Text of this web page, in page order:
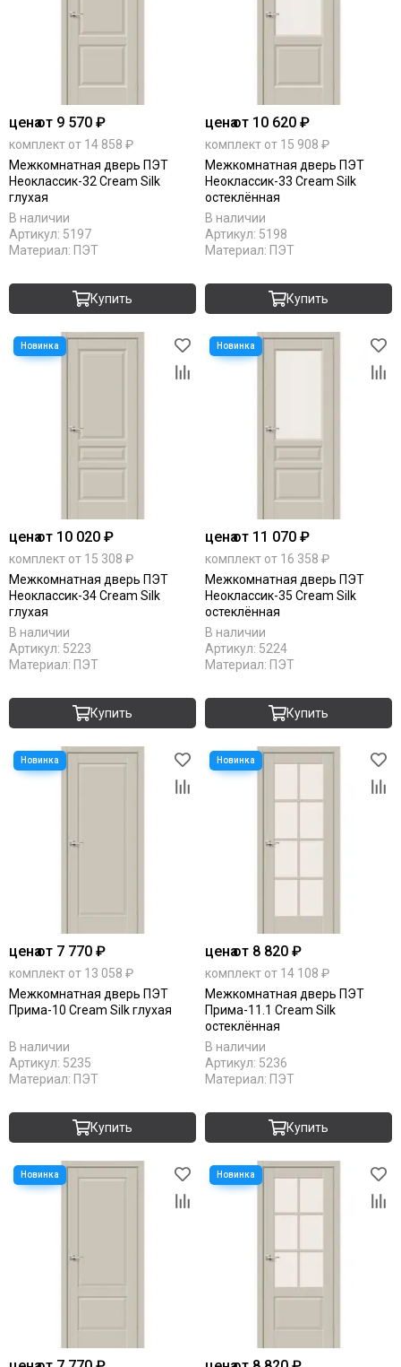
ценаот 9 570 ₽
комплект от 14 858 ₽
Межкомнатная дверь ПЭТ
Неоклассик-32 Cream Silk
глухая
В наличии
Артикул: 5197
Материал: ПЭТ
Купить
ценаот 10 620 ₽
комплект от 15 908 ₽
Межкомнатная дверь ПЭТ
Неоклассик-33 Cream Silk
остеклённая
В наличии
Артикул: 5198
Материал: ПЭТ
Купить
ценаот 10 020 ₽
комплект от 15 308 ₽
Межкомнатная дверь ПЭТ
Неоклассик-34 Cream Silk
глухая
В наличии
Артикул: 5223
Материал: ПЭТ
Купить
ценаот 11 070 ₽
комплект от 16 358 ₽
Межкомнатная дверь ПЭТ
Неоклассик-35 Cream Silk
остеклённая
В наличии
Артикул: 5224
Материал: ПЭТ
Купить
ценаот 7 770 ₽
комплект от 13 058 ₽
Межкомнатная дверь ПЭТ
Прима-10 Cream Silk глухая
В наличии
Артикул: 5235
Материал: ПЭТ
Купить
ценаот 8 820 ₽
комплект от 14 108 ₽
Межкомнатная дверь ПЭТ
Прима-11.1 Cream Silk
остеклённая
В наличии
Артикул: 5236
Материал: ПЭТ
Купить